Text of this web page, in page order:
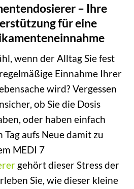
– Ihre
für eine
wenn der Alltag Sie fest
Einnahme Ihrer
wird? Vergessen
ob Sie die Dosis
oder haben einfach
Tag aufs Neue damit zu
MEDI 7
gehört dieser Stress der
Sie, wie dieser kleine